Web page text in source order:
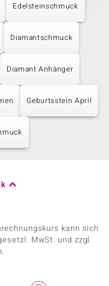
Edelsteinschmuck
Diamantschmuck
Diamant Anhänger
Geburtsstein April
kann sich
MwSt. und zzgl.